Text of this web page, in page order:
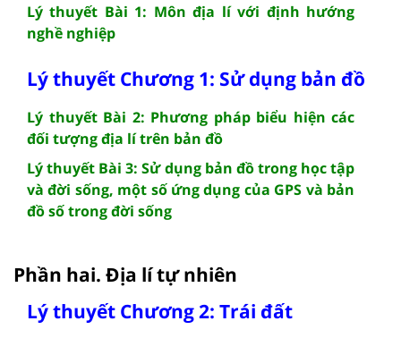
Lý thuyết Bài 1: Môn địa lí với định hướng
nghề nghiệp
Lý thuyết Chương 1: Sử dụng bản đồ
Lý thuyết Bài 2: Phương pháp biểu hiện các
đối tượng địa lí trên bản đồ
Lý thuyết Bài 3: Sử dụng bản đồ trong học tập
và đời sống, một số ứng dụng của GPS và bản
đồ số trong đời sống
Phần hai. Địa lí tự nhiên
Lý thuyết Chương 2: Trái đất